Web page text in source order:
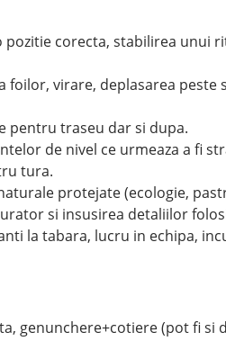
pozitie corecta, stabilirea unui
foilor, virare, deplasarea peste
pentru traseu dar si dupa.
de nivel ce urmeaza a fi
tura.
protejate (ecologie,
si insusirea detaliilor
la tabara, lucru in echipa,
genunchere+cotiere (pot fi si